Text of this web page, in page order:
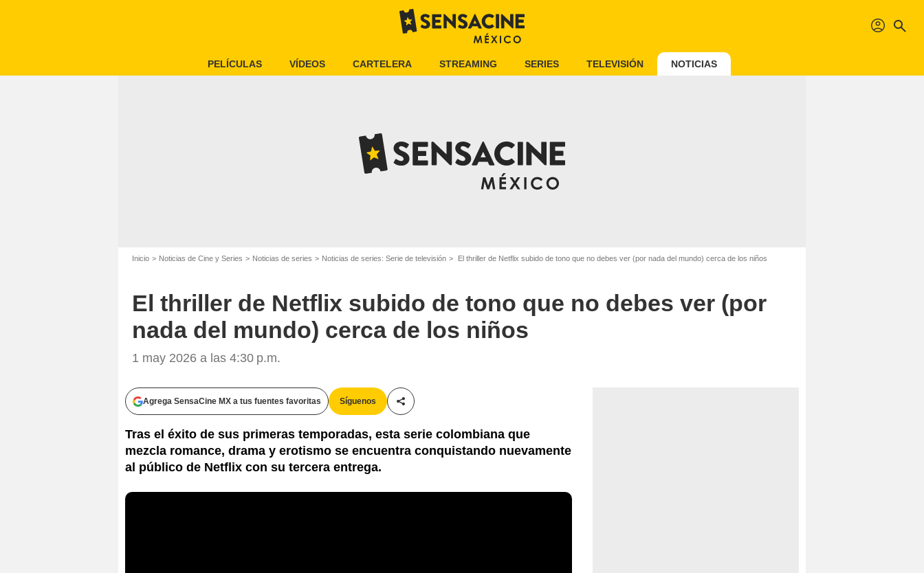
profil search
PELÍCULAS VÍDEOS CARTELERA STREAMING SERIES TELEVISIÓN NOTICIAS
Inicio Noticias de Cine y Series Noticias de series Noticias de series: Serie de televisión El thriller de Netflix subido de tono que no debes ver (por nada del mundo) cerca de los niños
El thriller de Netflix subido de tono que no debes ver (por
nada del mundo) cerca de los niños
1 may 2026 a las 4:30 p.m.
Agrega SensaCine MX a tus fuentes favoritas Síguenos
Compartir esta noticia
Tras el éxito de sus primeras temporadas, esta serie colombiana que
mezcla romance, drama y erotismo se encuentra conquistando nuevamente
al público de Netflix con su tercera entrega.